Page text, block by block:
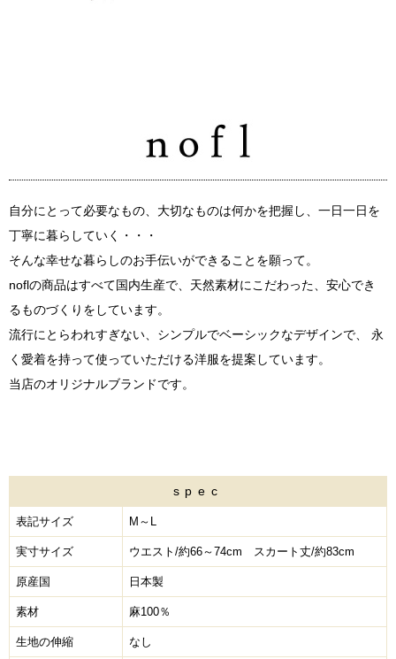
自分にとって必要なもの、大切なものは何かを把握し、一日一日を
丁寧に暮らしていく・・・
そんな幸せな暮らしのお手伝いができることを願って。
noflの商品はすべて国内生産で、天然素材にこだわった、安心でき
るものづくりをしています。
流行にとらわれすぎない、シンプルでベーシックなデザインで、 永
く愛着を持って使っていただける洋服を提案しています。
当店のオリジナルブランドです。
spec
表記サイズ M～L
実寸サイズ ウエスト/約66～74cm スカート丈/約83cm
原産国 日本製
素材 麻100％
生地の伸縮 なし